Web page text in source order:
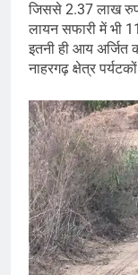
जिससे 2.37 लाख
लायन सफारी में भी
इतनी ही आय अर्जित
नाहरगढ़ क्षेत्र